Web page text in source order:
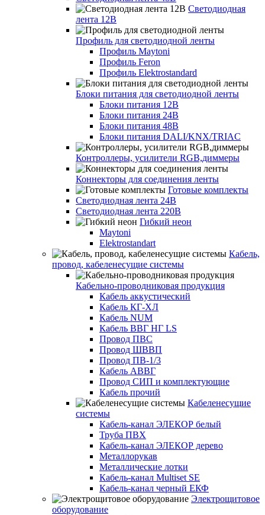
Светодиодная
лента 12В
Профиль для светодиодной ленты
Профиль Maytoni
Профиль Feron
Профиль Elektrostandard
Блоки питания для светодиодной ленты
Блоки питания 12В
Блоки питания 24В
Блоки питания 48В
Блоки питания DALI/KNX/TRIAC
Контроллеры, усилители RGB,диммеры
Коннекторы для соединения ленты
Готовые комплекты
Светодиодная лента 24В
Светодиодная лента 220В
Гибкий неон
Maytoni
Elektrostandart
Кабель,
провод, кабеленесущие системы
Кабельно-проводниковая продукция
Кабель аккустический
Кабель КГ-ХЛ
Кабель NUM
Кабель ВВГ НГ LS
Провод ПВС
Провод ШВВП
Провод ПВ-1/3
Кабель АВВГ
Провод СИП и комплектующие
Кабель прочий
Кабеленесущие
системы
Кабель-канал ЭЛЕКОР белый
Труба ПВХ
Кабель-канал ЭЛЕКОР дерево
Металлорукав
Металлические лотки
Кабель-канал Multiset SE
Кабель-канал черный ЕКФ
Электрощитовое
оборудование